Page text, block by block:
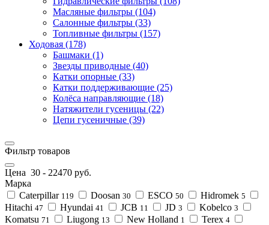
Масляные фильтры (104)
Салонные фильтры (33)
Топливные фильтры (157)
Ходовая (178)
Башмаки (1)
Звезды приводные (40)
Катки опорные (33)
Катки поддерживающие (25)
Колёса направляющие (18)
Натяжители гусеницы (22)
Цепи гусеничные (39)
Фильтр товаров
Цена 30 - 22470 руб.
Марка
Caterpillar 119 Doosan 30 ESCO 50 Hidromek 5
Hitachi 47 Hyundai 41 JCB 11 JD 3 Kobelco 3
Komatsu 71 Liugong 13 New Holland 1 Terex 4